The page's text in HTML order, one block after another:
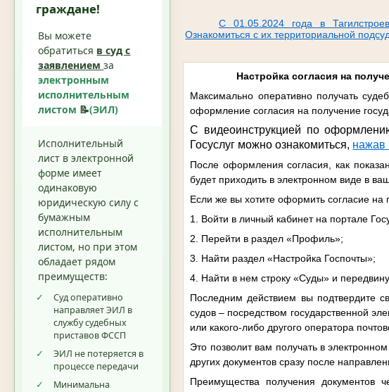
граждане!
Вы можете
обратиться в суд с
заявлениемза
электронным
исполнительным
листом 📝(ЭИЛ)
Исполнительный
лист в электронной
форме имеет
одинаковую
юридическую силу с
бумажным
исполнительным
листом, но при этом
обладает рядом
преимуществ:
✓
Суд оперативно
направляет ЭИЛ в
службу судебных
приставов ФССП
✓
ЭИЛ не потеряется в
процессе передачи
✓
Минимальна
С 01.05.2024 года в
Ознакомиться с их территориальной
Настройка согласия на
Максимально оперативно получать
оформление согласия на получение
С видеоинструкцией по
Госуслуг можно ознакомиться, нажав
После оформления согласия, как
будет приходить в электронном виде в
Если же вы хотите оформить согласие
1. Войти в личный кабинет на портале
2. Перейти в раздел «Профиль»;
3. Найти раздел «Настройка Госпочты»;
4. Найти в нем строку «Суды» и
Последним действием вы подтвердите
судов – посредством государственной
или какого-либо другого оператора
Это позволит вам получать в
других документов сразу после
Преимущества получения документов